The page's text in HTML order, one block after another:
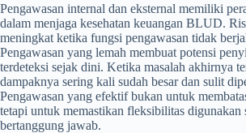
Pengawasan internal dan eksternal memiliki
dalam menjaga kesehatan keuangan BLUD.
meningkat ketika fungsi pengawasan tidak
Pengawasan yang lemah membuat potensi
terdeteksi sejak dini. Ketika masalah akhirnya
dampaknya sering kali sudah besar dan sulit
Pengawasan yang efektif bukan untuk
tetapi untuk memastikan fleksibilitas digunakan
bertanggung jawab.